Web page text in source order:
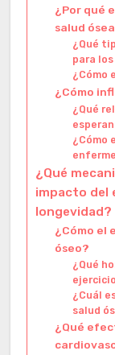
¿Por qué
salud
¿Qué
para
¿Cómo
¿Cómo
¿Qué
¿Cómo
¿Qué
impacto del
longevidad?
¿Cómo el
óseo?
¿Qué
¿Cuál
salud
¿Qué